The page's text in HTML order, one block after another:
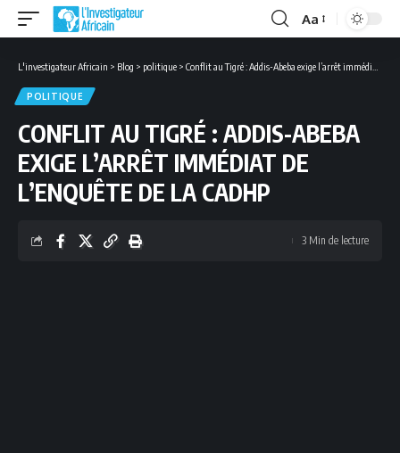
Font
Aa
L'investigateur Africain > Blog > politique > Conflit au Tigré : Addis-Abeba exige l’arrêt immédiat de l’enquête de la CADHP
POLITIQUE
CONFLIT AU TIGRÉ : ADDIS-ABEBA
EXIGE L’ARRÊT IMMÉDIAT DE
L’ENQUÊTE DE LA CADHP
3 Min de lecture